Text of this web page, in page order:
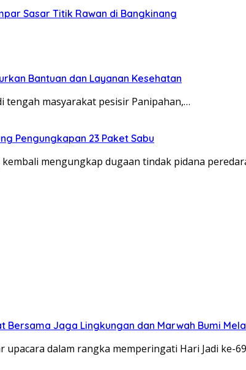
Sasar Titik Rawan di Bangkinang
Bantuan dan Layanan Kesehatan
tengah masyarakat pesisir Panipahan,…
Pengungkapan 23 Paket Sabu
mengungkap dugaan tindak pidana
Bersama Jaga Lingkungan dan Marwah Bumi
dalam rangka memperingati Hari Jadi ke-